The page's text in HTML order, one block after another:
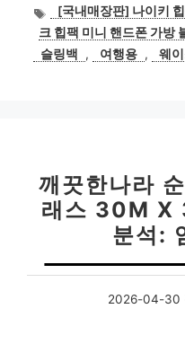
태
그
[국내매장판] 나이키
크 힙팩 미니 핸드폰 가방
슬링백
, 여행용 , 웨
깨끗한나라
래스 30M X
분석:
2026-04-30